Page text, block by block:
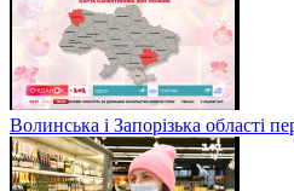
Волинська і Запорізька області